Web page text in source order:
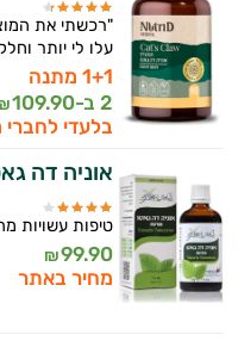
"רכשתי את
עלו לי יותר
1+1 מתנה
2 ב-
109.90
בלעדי לחברי
אוניה דה
טיפות עשויות
99.90
₪
מחיר באתר
היי,